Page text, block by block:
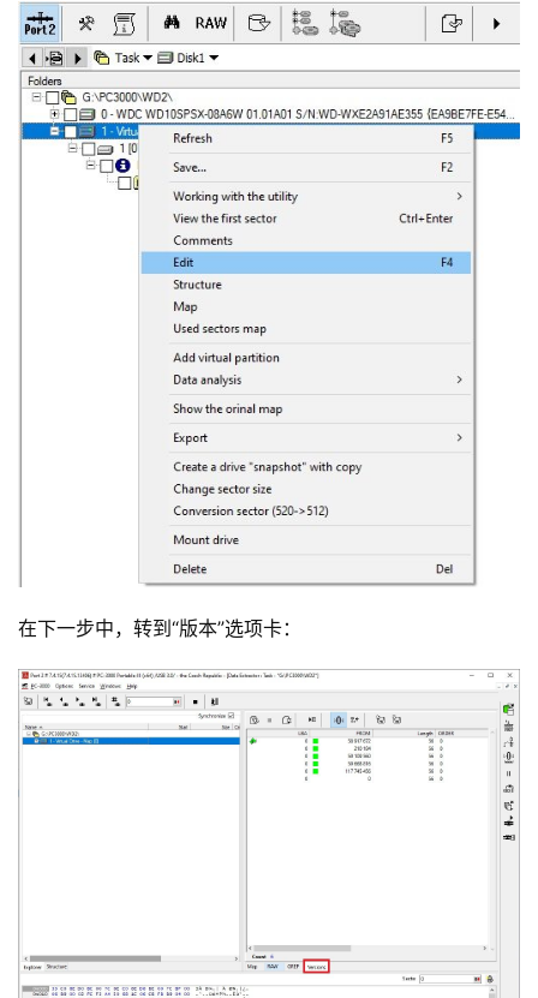
在下一步中，转到“版本”选项卡：